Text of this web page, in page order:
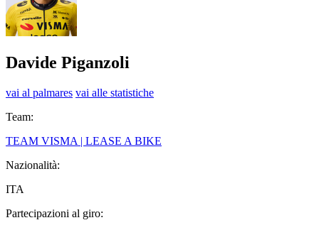
Davide Piganzoli
vai al palmares vai alle statistiche
Team:
TEAM VISMA | LEASE A BIKE
Nazionalità:
ITA
Partecipazioni al giro: